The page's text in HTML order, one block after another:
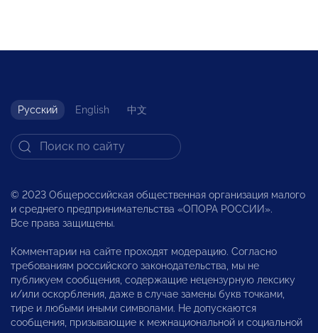
Русский English 中文
© 2023 Общероссийская общественная организация малого
и среднего предпринимательства «ОПОРА РОССИИ».
Все права защищены.
Комментарии на сайте проходят модерацию. Согласно
требованиям российского законодательства, мы не
публикуем сообщения, содержащие нецензурную лексику
и/или оскорбления, даже в случае замены букв точками,
тире и любыми иными символами. Не допускаются
сообщения, призывающие к межнациональной и социальной